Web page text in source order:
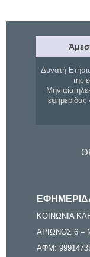
Δυνατή
της
Μηνιαία
ΚΟΙΝΩΝΙΑ
ΑΡΙΩΝΟΣ 6 –
ΑΦΜ: